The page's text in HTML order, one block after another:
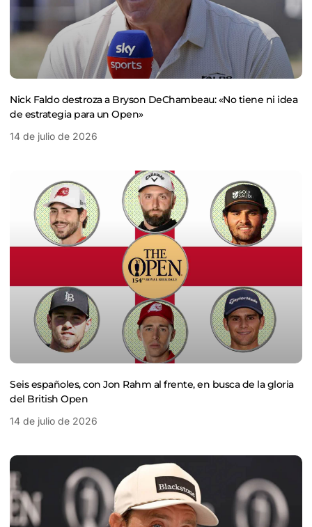
Nick Faldo destroza a Bryson DeChambeau: «No tiene ni idea
de estrategia para un Open»
14 de julio de 2026
Seis españoles, con Jon Rahm al frente, en busca de la gloria
del British Open
14 de julio de 2026